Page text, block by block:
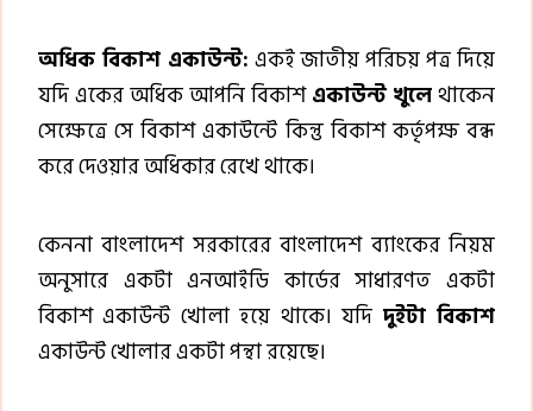
অধিক বিকাশ একাউন্ট: একই জাতীয় পরিচয় পত্র দিয়ে
যদি একের অধিক আপনি বিকাশএকাউন্ট খুলেথাকেন
সেক্ষেত্রে সে বিকাশ একাউন্টে কিন্তু বিকাশ কর্তৃপক্ষ বন্ধ
করে দেওয়ার অধিকার রেখে থাকে।
কেননা বাংলাদেশ সরকারের বাংলাদেশ ব্যাংকের নিয়ম
অনুসারে একটা এনআইডি কার্ডের সাধারণত একটা
বিকাশ একাউন্ট খোলা হয়ে থাকে। যদি দুইটা বিকাশ
একাউন্ট খোলার একটা পন্থা রয়েছে।